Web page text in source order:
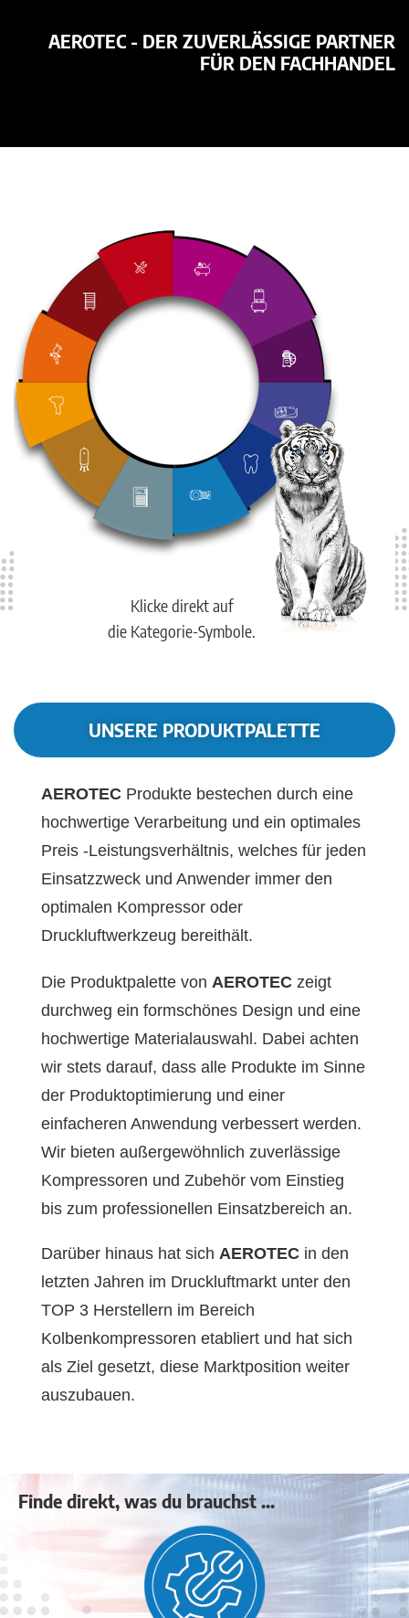
AEROTEC - DER ZUVERLÄSSIGE PARTNER
FÜR DEN FACHHANDEL
Klicke direkt auf
die Kategorie-Symbole.
UNSERE PRODUKTPALETTE
AEROTEC Produkte bestechen durch eine
hochwertige Verarbeitung und ein optimales
Preis -Leistungsverhältnis, welches für jeden
Einsatzzweck und Anwender immer den
optimalen Kompressor oder
Druckluftwerkzeug bereithält.
Die Produktpalette von AEROTEC zeigt
durchweg ein formschönes Design und eine
hochwertige Materialauswahl. Dabei achten
wir stets darauf, dass alle Produkte im Sinne
der Produktoptimierung und einer
einfacheren Anwendung verbessert werden.
Wir bieten außergewöhnlich zuverlässige
Kompressoren und Zubehör vom Einstieg
bis zum professionellen Einsatzbereich an.
Darüber hinaus hat sich AEROTEC in den
letzten Jahren im Druckluftmarkt unter den
TOP 3 Herstellern im Bereich
Kolbenkompressoren etabliert und hat sich
als Ziel gesetzt, diese Marktposition weiter
auszubauen.
Finde direkt, was du brauchst ...